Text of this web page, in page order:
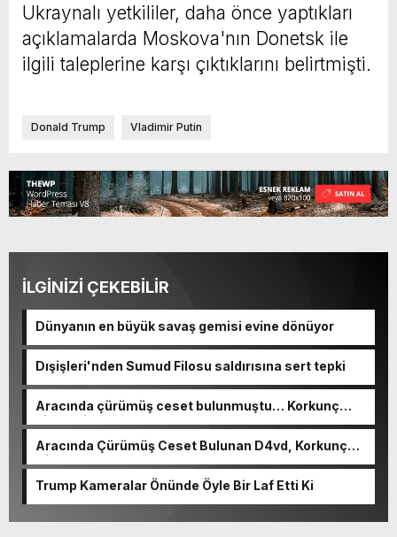
Ukraynalı yetkililer, daha önce yaptıkları
açıklamalarda Moskova'nın Donetsk ile
ilgili taleplerine karşı çıktıklarını belirtmişti.
Donald Trump Vladimir Putin
İLGİNİZİ ÇEKEBİLİR
Dünyanın en büyük savaş gemisi evine dönüyor
Dışişleri'nden Sumud Filosu saldırısına sert tepki
Aracında çürümüş ceset bulunmuştu… Korkunç
cinayetin detayları ortaya çıktı
Aracında Çürümüş Ceset Bulunan D4vd, Korkunç
Cinayetle Yargılanıyor
Trump Kameralar Önünde Öyle Bir Laf Etti Ki